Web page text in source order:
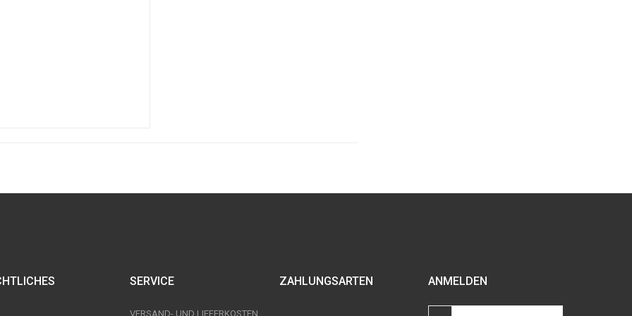
SERVICE
VERSAND- UND LIEFERKOSTEN
ZAHLUNGSARTEN ANMELDEN